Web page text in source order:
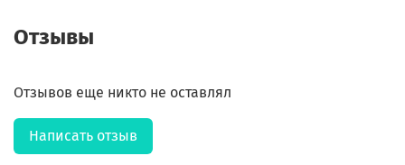
Отзывы
Отзывов еще никто не оставлял
Написать отзыв